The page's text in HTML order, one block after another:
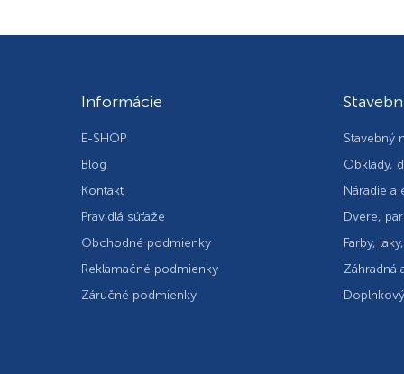
Informácie
E-SHOP
Blog
Kontakt
Pravidlá súťaže
Obchodné podmienky
Reklamačné podmienky
Záručné podmienky
Stavebný
Obklady,
Náradie a
Dvere,
Farby,
Záhradná